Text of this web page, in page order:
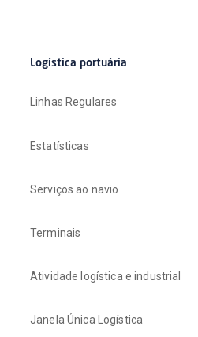
Logística portuária
Linhas Regulares
Estatísticas
Serviços ao navio
Terminais
Atividade logística e industrial
Janela Única Logística